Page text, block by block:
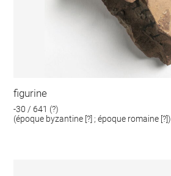
figurine
-30 / 641 (?)
(époque byzantine [?] ; époque romaine [?])